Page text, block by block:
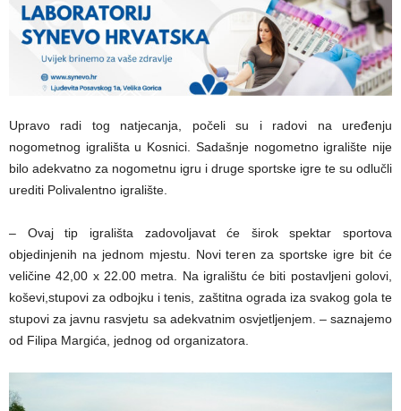
Upravo radi tog natjecanja, počeli su i radovi na uređenju
nogometnog igrališta u Kosnici. Sadašnje nogometno igralište nije
bilo adekvatno za nogometnu igru i druge sportske igre te su odlučli
urediti Polivalentno igralište.
– Ovaj tip igrališta zadovoljavat će širok spektar sportova
objedinjenih na jednom mjestu. Novi teren za sportske igre bit će
veličine 42,00 x 22.00 metra. Na igralištu će biti postavljeni golovi,
koševi,stupovi za odbojku i tenis, zaštitna ograda iza svakog gola te
stupovi za javnu rasvjetu sa adekvatnim osvjetljenjem. – saznajemo
od Filipa Margića, jednog od organizatora.